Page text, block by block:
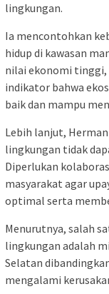
lingkungan.
Ia mencontohkan
hidup di kawasan
nilai ekonomi tinggi,
indikator bahwa
baik dan mampu
Lebih lanjut,
lingkungan tidak
Diperlukan
masyarakat agar
optimal serta
Menurutnya, salah
lingkungan adalah
Selatan
mengalami